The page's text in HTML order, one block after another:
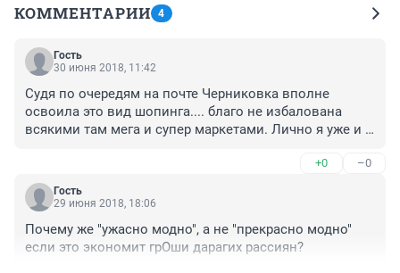
КОММЕНТАРИИ 4
Гость
30 июня 2018, 11:42
Судя по очередям на почте Черниковка вполне
освоила это вид шопинга.... благо не избалована
всякими там мега и супер маркетами. Лично я уже и
Уфе. А в крупных ТЦ и вовсе не был ни разу...разве
что недавно в Радуге да ито просто случайно сел не
на ту маршрутку. Все верно если Уфа не считает
покупателями то на свете существуют китайцы.
+0 –0
Гость
29 июня 2018, 18:06
Почему же "ужасно модно", а не "прекрасно модно"
если это экономит грОши дарагих рассиян?